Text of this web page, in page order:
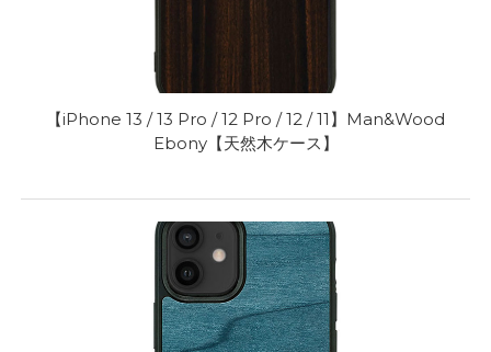
【iPhone 13 / 13 Pro / 12 Pro / 12 / 11】Man&Wood
Ebony【天然木ケース】